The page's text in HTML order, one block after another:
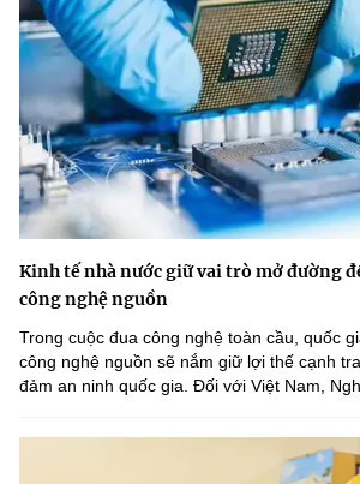
Kinh tế nhà nước giữ vai trò mở đường
công nghệ nguồn
Trong cuộc đua công nghệ toàn cầu, quốc
công nghệ nguồn sẽ nắm giữ lợi thế cạnh
đảm an ninh quốc gia. Đối với Việt Nam,